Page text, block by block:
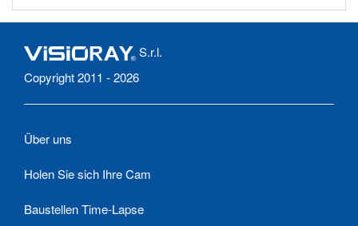
S.r.l.
Copyright 2011 - 2026
Über uns
Holen Sie sich Ihre Cam
Baustellen Time-Lapse